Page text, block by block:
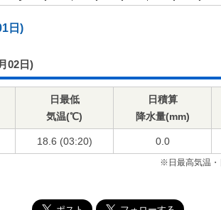
日)
02日)
日最低
気温(℃)
日積算
降水量(mm)
18.6 (03:20) 0.0
※日最高気温・